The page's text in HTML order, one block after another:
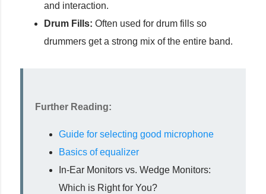
and interaction.
Drum Fills: Often used for drum fills so
drummers get a strong mix of the entire band.
Further Reading:
Guide for selecting good microphone
Basics of equalizer
In-Ear Monitors vs. Wedge Monitors:
Which is Right for You?